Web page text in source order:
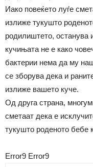
Иако повеќето луѓе
излиже тукушто
родилиштето, останува
кучињата не е како
бактерии нема да му
се зборува дека и
излиже вашето куче.
Од друга страна,
сметаат дека е
тукушто роденото бебе
Error9 Error9